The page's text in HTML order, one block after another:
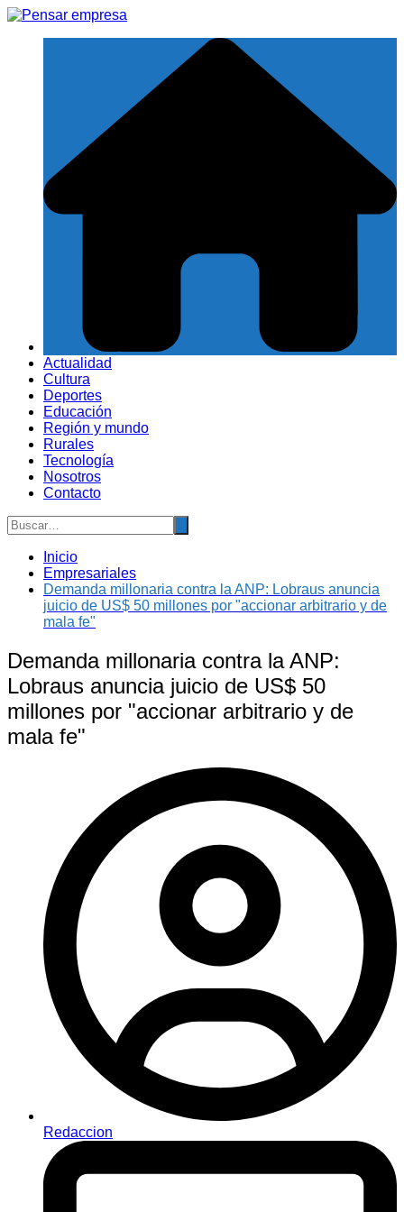
Saltar
Actualidad
Cultura
Deportes
Educación
Región y mundo
Rurales
Tecnología
Nosotros
Contacto
Inicio
Empresariales
Demanda millonaria contra la ANP: Lobraus anuncia
juicio de US$ 50 millones por "accionar arbitrario y de
mala fe"
Demanda millonaria contra la ANP:
Lobraus anuncia juicio de US$ 50
millones por "accionar arbitrario y de
mala fe"
Redaccion